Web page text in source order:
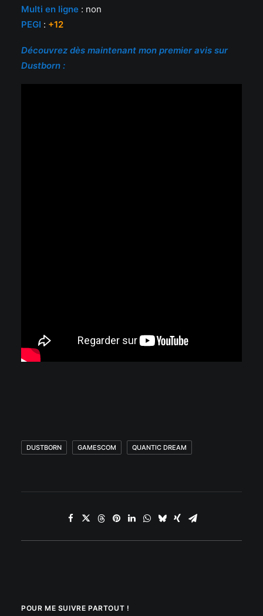
Multi en ligne : non
PEGI : +12
Découvrez dès maintenant mon premier avis sur
Dustborn :
DUSTBORN GAMESCOM QUANTIC DREAM
POUR ME SUIVRE PARTOUT !